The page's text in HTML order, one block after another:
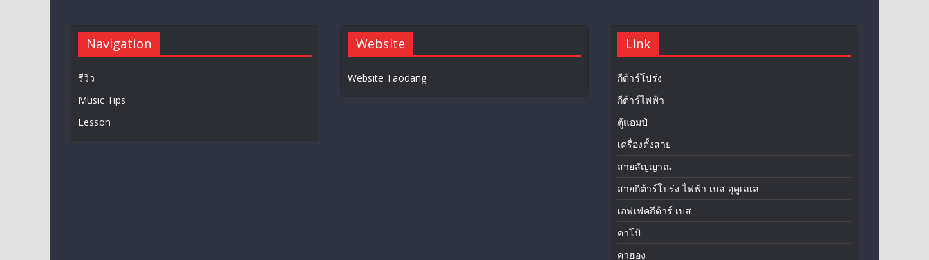
Navigation
รีวิว
Music Tips
Lesson
Website
Website Taodang
Link
กีต้าร์โปร่ง
กีต้าร์ไฟฟ้า
ตู้แอมป์
เครื่องตั้งสาย
สายสัญญาณ
สายกีต้าร์โปร่ง ไฟฟ้า เบส อุคูเลเล่
เอฟเฟคกีต้าร์ เบส
คาโป้
คาฮอง